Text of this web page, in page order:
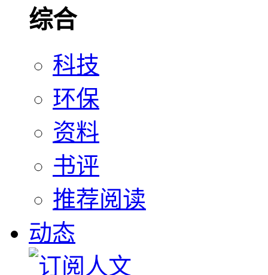
综合
科技
环保
资料
书评
推荐阅读
动态